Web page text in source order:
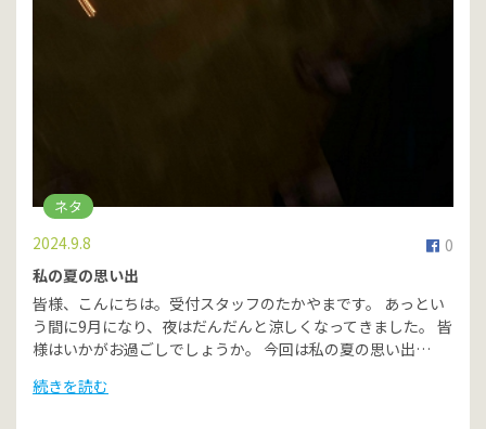
ネタ
0
2024.9.8
私の夏の思い出
皆様、こんにちは。受付スタッフのたかやまです。 あっとい
う間に9月になり、夜はだんだんと涼しくなってきました。 皆
様はいかがお過ごしでしょうか。 今回は私の夏の思い出…
続きを読む